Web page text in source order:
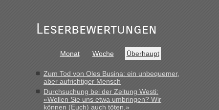
Grenzübergang zwischen Polen und der Ukraine geht es am
schnellsten?
„Bin am Montag 15.6.26 um 8 Uhr in Urgyniw ausgereist,
das erste Mal an einem Montagmorgen ca. 15 Fahrzeuge
Minuten wurde dann die nächste Welle...“
Berichte und Reisetipps • Re: An welchem
Grenzübergang zwischen Polen und der Ukraine geht es am
Leserbewertungen
Monat Woche Überhaupt
Zum Tod von Oles Busina: ein unbequemer,
aber aufrichtiger Mensch
Durchsuchung bei der Zeitung Westi:
«Wollen Sie uns etwa umbringen? Wir
können (Euch) auch töten.»